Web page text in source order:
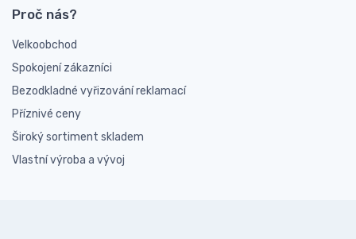
Proč nás?
Velkoobchod
Spokojení zákazníci
Bezodkladné vyřizování reklamací
Příznivé ceny
Široký sortiment skladem
Vlastní výroba a vývoj